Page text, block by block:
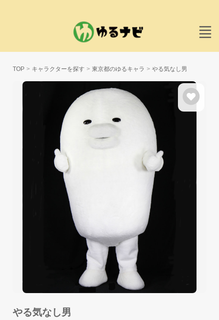
TOP キャラクターを探す 東京都のゆるキャラ やる気なし男
やる気なし男